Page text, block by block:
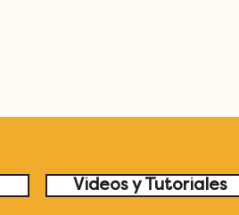
Videos y Tutoriales